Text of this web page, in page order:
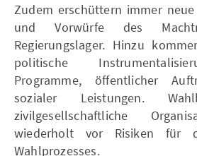
Zudem erschüttern immer
und Vorwürfe des
Regierungslager. Hinzu
politische
Programme, öffentlicher
sozialer Leistungen.
zivilgesellschaftliche
wiederholt vor Risiken für
Wahlprozesses.